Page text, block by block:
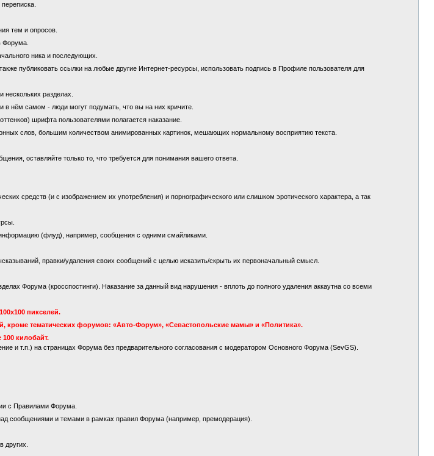
тем и опросов.
Форума.
ника и последующих.
публиковать ссылки на любые другие Интернет-ресурсы, использовать подпись в Профиле пользователя для
разделах.
нём самом - люди могут подумать, что вы на них кричите.
шрифта пользователями полагается наказание.
слов, большим количеством анимированных картинок, мешающих нормальному восприятию текста.
оставляйте только то, что требуется для понимания вашего ответа.
средств (и с изображением их употребления) и порнографического или слишком эротического характера, а так
(флуд), например, сообщения с одними смайликами.
правки/удаления своих сообщений с целью исказить/скрыть их первоначальный смысл.
Форума (кросспостинги). Наказание за данный вид нарушения - вплоть до полного удаления аккаутна со всеми
пикселей.
кроме тематических форумов: «Авто-Форум», «Севастопольские мамы» и «Политика».
килобайт.
и т.п.) на страницах Форума без предварительного согласования с модератором Основного Форума (SevGS).
с Правилами Форума.
сообщениями и темами в рамках правил Форума (например, премодерация).
других.